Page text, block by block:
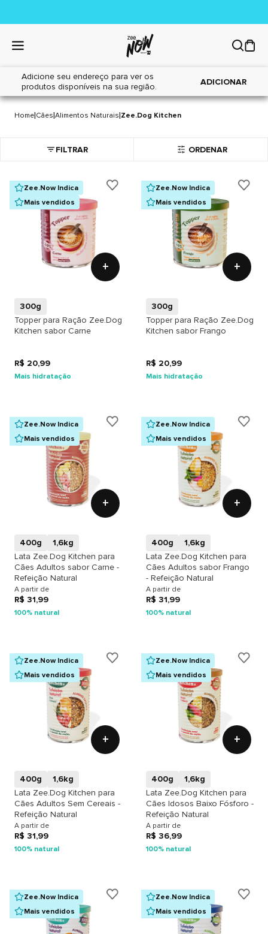
Adicione seu endereço para ver os
produtos disponíveis na sua região.
ADICIONAR
ZEE.DOG KITCHEN
Home|Cães|Alimentos Naturais|Zee.Dog Kitchen
FILTRAR ORDENAR
Zee.Now Indica
Mais vendidos
+
300g
Topper para Ração Zee.Dog
Kitchen sabor Carne
R$ 20,99
Mais hidratação
Zee.Now Indica
Mais vendidos
+
300g
Topper para Ração Zee.Dog
Kitchen sabor Frango
R$ 20,99
Mais hidratação
Zee.Now Indica
Mais vendidos
+
400g
1,6kg
Lata Zee.Dog Kitchen para
Cães Adultos sabor Carne -
Refeição Natural
A partir de
R$ 31,99
100% natural
Zee.Now Indica
Mais vendidos
+
400g
1,6kg
Lata Zee.Dog Kitchen para
Cães Adultos sabor Frango
- Refeição Natural
A partir de
R$ 31,99
100% natural
Zee.Now Indica
Mais vendidos
+
400g
1,6kg
Lata Zee.Dog Kitchen para
Cães Adultos Sem Cereais -
Refeição Natural
A partir de
R$ 31,99
100% natural
Zee.Now Indica
Mais vendidos
+
400g
1,6kg
Lata Zee.Dog Kitchen para
Cães Idosos Baixo Fósforo -
Refeição Natural
A partir de
R$ 36,99
100% natural
Zee.Now Indica
Mais vendidos
Zee.Now Indica
Mais vendidos